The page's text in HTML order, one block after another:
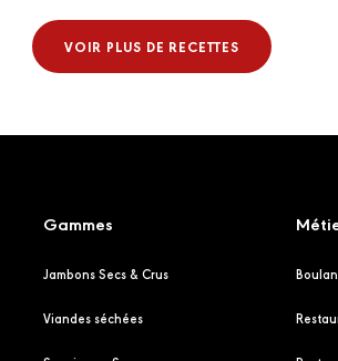
VOIR PLUS DE RECETTES
Gammes
Jambons Secs & Crus
Viandes séchées